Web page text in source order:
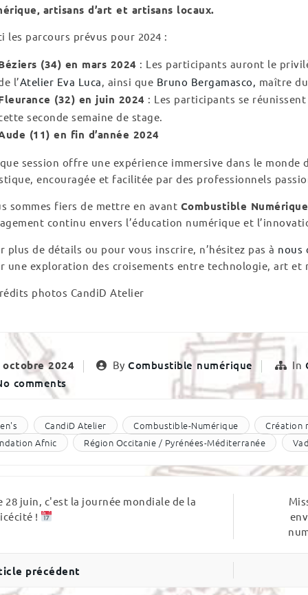
artisans d’art et artisans locaux.
les parcours prévus pour 2024 :
(34) en mars 2024 : Les participants auront le
l’Atelier Eva Luca , ainsi que Bruno Bergamasco, maître
(32) en juin 2024 : Les participants se
seconde semaine de stage.
(11) en fin d’année 2024
session offre une expérience immersive dans le
encouragée et facilitée par des professionnels
sommes fiers de mettre en avant Combustible Numérique
continu envers l’éducation numérique et
plus de détails ou pour vous inscrire, n’hésitez pas à nous
une exploration des croisements entre technologie, art et
photos CandiD Atelier
octobre 2024 By Combustible numérique In
comments
CandiD Atelier Combustible-Numérique Création
Afnic
Région Occitanie / Pyrénées-Méditerranée
28 juin, c'est la journée mondiale de la
!
précédent